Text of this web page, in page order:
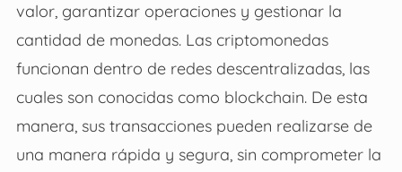
valor, garantizar operaciones y gestionar la
cantidad de monedas. Las criptomonedas
funcionan dentro de redes descentralizadas, las
cuales son conocidas como blockchain. De esta
manera, sus transacciones pueden realizarse de
una manera rápida y segura, sin comprometer la